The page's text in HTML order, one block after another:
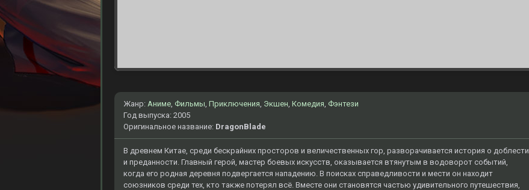
Жанр: Аниме, Фильмы, Приключения, Экшен, Комедия, Фэнтези
Год выпуска: 2005
Оригинальное название: DragonBlade
В древнем Китае, среди бескрайних просторов и величественных гор, разворачивается история о доблести
и преданности. Главный герой, мастер боевых искусств, оказывается втянутым в водоворот событий,
когда его родная деревня подвергается нападению. В поисках справедливости и мести он находит
союзников среди тех, кто также потерял всё. Вместе они становятся частью удивительного путешествия,